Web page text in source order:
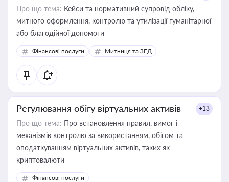
Про що тема: Кейси та нормативний супровід обліку,
митного оформлення, контролю та утилізації гуманітарної
або благодійної допомоги
Фінансові послуги Митниця та ЗЕД
Регулювання обігу віртуальних активів +13
Про що тема: Про встановлення правил, вимог і
механізмів контролю за використанням, обігом та
оподаткуванням віртуальних активів, таких як
криптовалюти
Фінансові послуги